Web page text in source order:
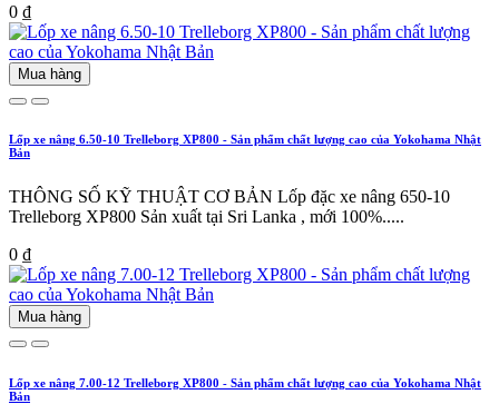
0 ₫
Mua hàng
Lốp xe nâng 6.50-10 Trelleborg XP800 - Sản phẩm chất lượng cao của Yokohama Nhật
Bản
THÔNG SỐ KỸ THUẬT CƠ BẢN Lốp đặc xe nâng 650-10
Trelleborg XP800 Sản xuất tại Sri Lanka , mới 100%.....
0 ₫
Mua hàng
Lốp xe nâng 7.00-12 Trelleborg XP800 - Sản phẩm chất lượng cao của Yokohama Nhật
Bản